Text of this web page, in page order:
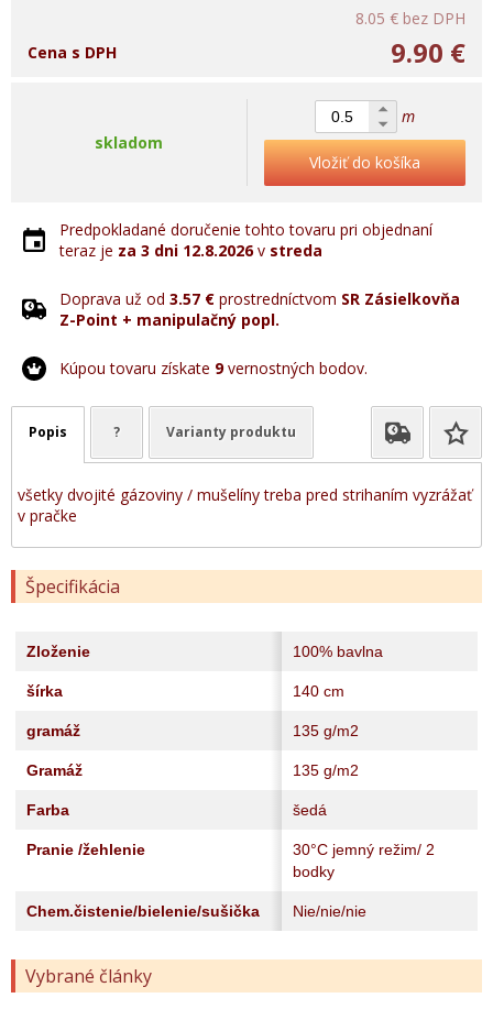
8.05 € bez DPH
9.90 €
Cena s DPH
skladom
m
Vložiť do košíka
Predpokladané doručenie tohto tovaru pri objednaní
teraz je za 3 dni 12.8.2026v streda
Doprava už od 3.57 € prostredníctvom SR Zásielkovňa
Z-Point + manipulačný popl.
Kúpou tovaru získate 9vernostných bodov.
Popis ? Varianty produktu
všetky dvojité gázoviny / mušelíny treba pred strihaním vyzrážať
v pračke
Špecifikácia
Zloženie 100% bavlna
šírka 140 cm
gramáž 135 g/m2
Gramáž 135 g/m2
Farba šedá
Pranie /žehlenie
30°C jemný režim/ 2
bodky
Chem.čistenie/bielenie/sušička Nie/nie/nie
Vybrané články